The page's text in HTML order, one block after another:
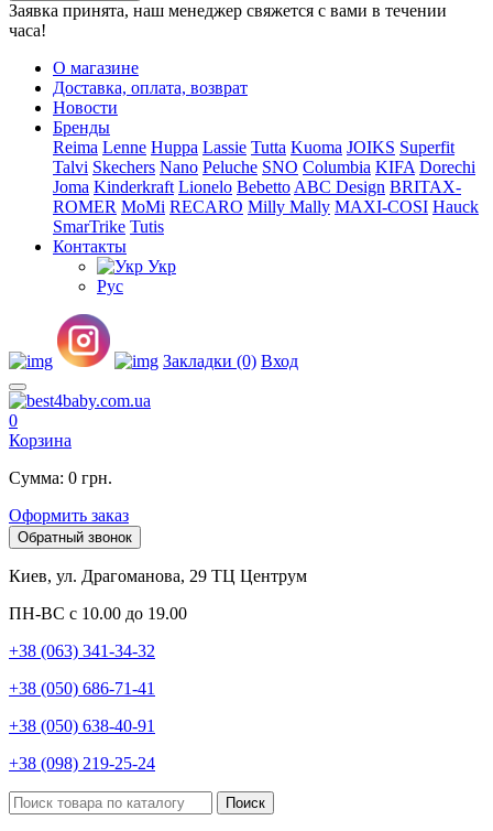
Заявка принята, наш менеджер свяжется с вами в течении
часа!
О магазине
Доставка, оплата, возврат
Новости
Бренды
Reima Lenne Huppa Lassie Tutta Kuoma JOIKS Superfit
Talvi Skechers Nano Peluche SNO Columbia KIFA Dorechi
Joma Kinderkraft Lionelo Bebetto ABC Design BRITAX-
ROMER MoMi RECARO Milly Mally MAXI-COSI Hauck
SmarTrike Tutis
Контакты
Укр
Рус
Закладки (0) Вход
0
Корзина
Сумма: 0 грн.
Оформить заказ
Обратный звонок
Киев, ул. Драгоманова, 29 ТЦ Центрум
ПН-ВС с 10.00 до 19.00
+38 (063) 341-34-32
+38 (050) 686-71-41
+38 (050) 638-40-91
+38 (098) 219-25-24
Поиск